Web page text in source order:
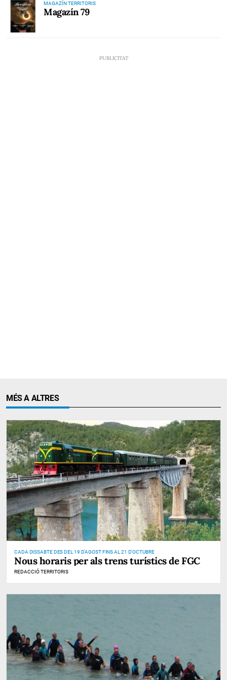
MAGAZÍN TERRITORIS
Magazín 79
MÉS A ALTRES
CADA DISSABTE DES DEL 19 D'AGOST FINS AL 21 D'OCTUBRE
Nous horaris per als trens turístics de FGC
REDACCIÓ TERRITORIS